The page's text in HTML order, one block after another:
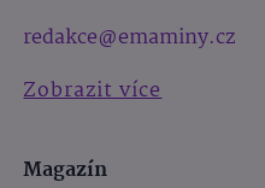
redakce@emaminy.cz
Zobrazit více
Magazín